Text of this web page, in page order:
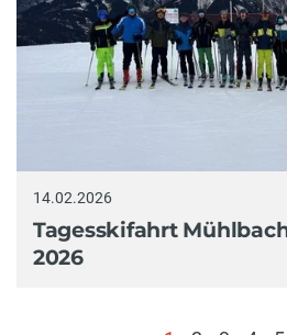
14.02.2026
Tagesskifahrt
2026